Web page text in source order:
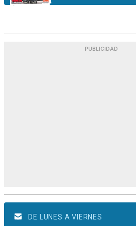
PUBLICIDAD
DE LUNES A VIERNES